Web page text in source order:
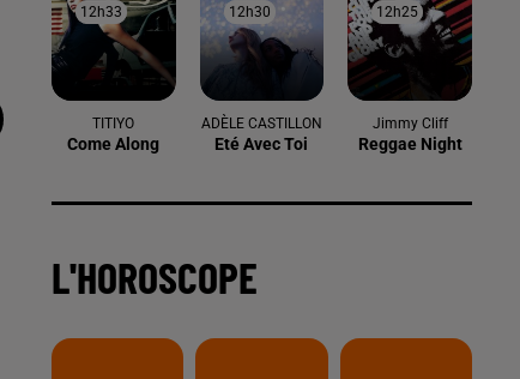
12h33
12h33
TITIYO
Come Along
12h30
12h30
ADÈLE CASTILLON
Eté Avec Toi
12h25
12h25
Jimmy Cliff
Reggae Night
L'HOROSCOPE